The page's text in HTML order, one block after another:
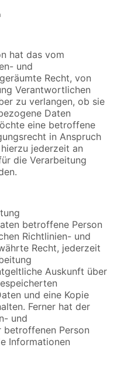
hat das vom
und
Recht, von
Verantwortlichen
zu verlangen, ob sie
Daten
eine betroffene
in Anspruch
jederzeit an
die Verarbeitung
betroffene Person
Richtlinien- und
Recht, jederzeit
Auskunft über
und eine Kopie
Ferner hat der
und
betroffenen Person
Informationen